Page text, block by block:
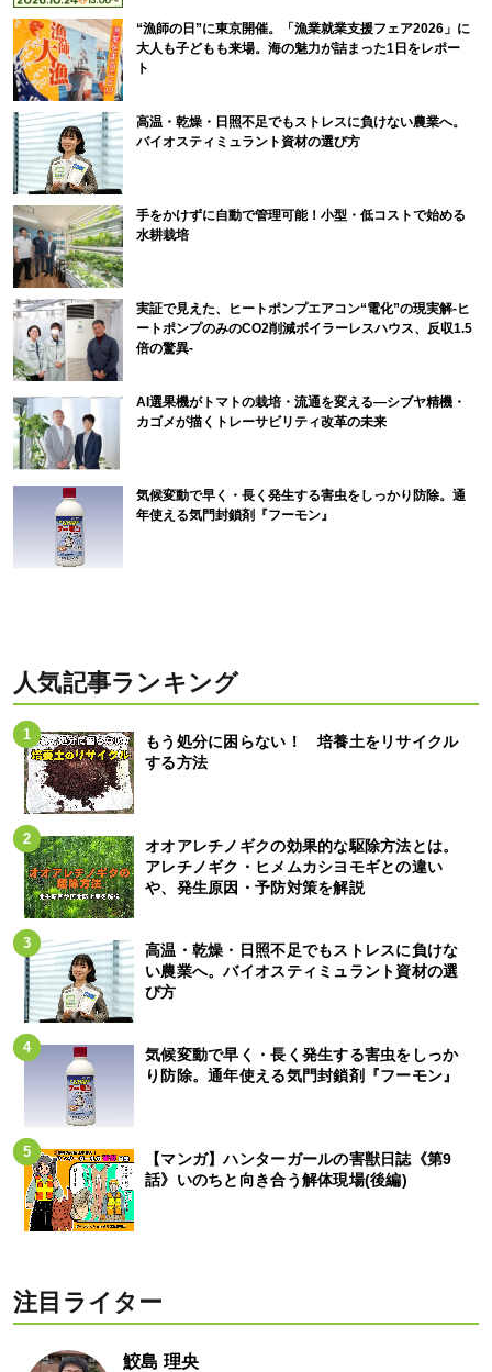
“漁師の日”に東京開催。「漁業就業支援フェア2026」に
大人も子どもも来場。海の魅力が詰まった1日をレポー
ト
高温・乾燥・日照不足でもストレスに負けない農業へ。
バイオスティミュラント資材の選び方
手をかけずに自動で管理可能！小型・低コストで始める
水耕栽培
実証で見えた、ヒートポンプエアコン“電化”の現実解-ヒ
ートポンプのみのCO2削減ボイラーレスハウス、反収1.5
倍の驚異-
AI選果機がトマトの栽培・流通を変える―シブヤ精機・
カゴメが描くトレーサビリティ改革の未来
気候変動で早く・長く発生する害虫をしっかり防除。通
年使える気門封鎖剤『フーモン』
人気記事ランキング
もう処分に困らない！ 培養土をリサイクル
する方法
オオアレチノギクの効果的な駆除方法とは。
アレチノギク・ヒメムカシヨモギとの違い
や、発生原因・予防対策を解説
高温・乾燥・日照不足でもストレスに負けな
い農業へ。バイオスティミュラント資材の選
び方
気候変動で早く・長く発生する害虫をしっか
り防除。通年使える気門封鎖剤『フーモン』
【マンガ】ハンターガールの害獣日誌《第9
話》いのちと向き合う解体現場(後編)
注目ライター
鮫島 理央